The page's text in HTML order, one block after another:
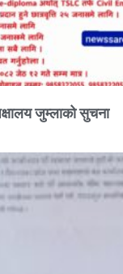
जुम्लाको सुचना